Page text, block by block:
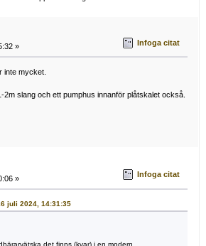
» Infoga citat
inte mycket.
2m slang och ett pumphus innanför plåtskalet också.
» Infoga citat
juli 2024, 14:31:35
det finns (kvar) i en modern